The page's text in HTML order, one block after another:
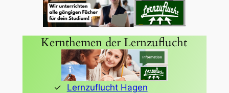
Kernthemen der Lernzuflucht
Lernzuflucht Hagen